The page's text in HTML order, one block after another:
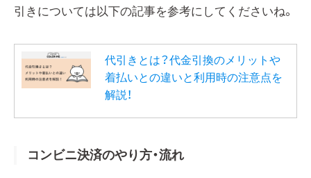
引きについては以下の記事を参考にしてくださいね。
代引きとは？代金引換のメリットや
着払いとの違いと利用時の注意点を
解説！
コンビニ決済のやり方・流れ